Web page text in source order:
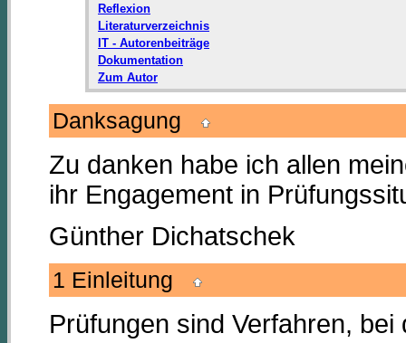
Reflexion
Literaturverzeichnis
IT - Autorenbeiträge
Dokumentation
Zum Autor
Danksagung
Zu danken habe ich allen
ihr Engagement in
Günther Dichatschek
1 Einleitung
Prüfungen sind Verfahren,